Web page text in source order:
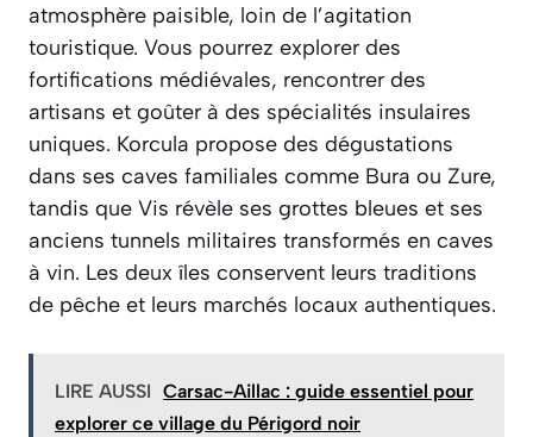
atmosphère paisible, loin de l’agitation
touristique. Vous pourrez explorer des
fortifications médiévales, rencontrer des
artisans et goûter à des spécialités insulaires
uniques. Korcula propose des dégustations
dans ses caves familiales comme Bura ou Zure,
tandis que Vis révèle ses grottes bleues et ses
anciens tunnels militaires transformés en caves
à vin. Les deux îles conservent leurs traditions
de pêche et leurs marchés locaux authentiques.
LIRE AUSSI Carsac-Aillac : guide essentiel pour
explorer ce village du Périgord noir